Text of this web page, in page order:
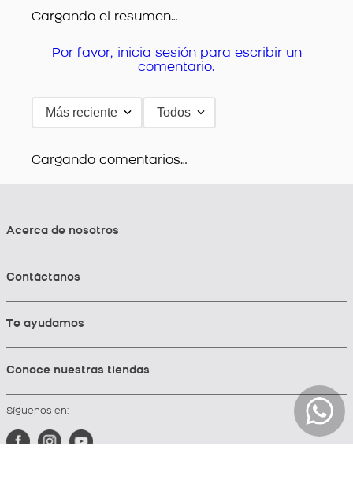
Cargando el resumen…
Por favor, inicia sesión para escribir un
comentario.
Más reciente Todos
Cargando comentarios…
Acerca de nosotros
Contáctanos
Te ayudamos
Conoce nuestras tiendas
Síguenos en: